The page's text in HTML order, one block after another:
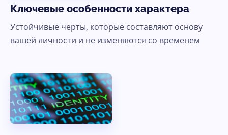
Ключевые особенности характера
Устойчивые черты, которые составляют основу
вашей личности и не изменяются со временем